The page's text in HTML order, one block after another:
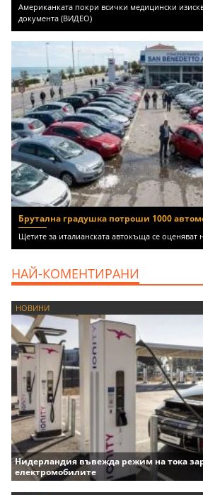
Американката покри всички медицински
документа (ВИДЕО)
Брутална градушка потроши 1000
Щетите за италианската автокъща се оценяват
НАЙ-КОМЕНТИРАНИ
НОВИНИ
Нидерландия въвежда режим на тока
електромобилите